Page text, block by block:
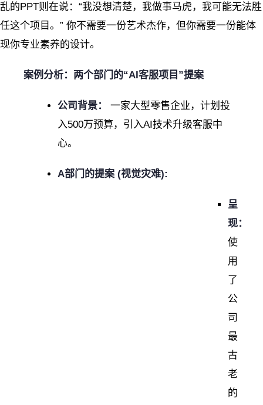
乱的PPT则在说：“我没想清楚，我做事马虎，我可能无法胜
任这个项目。” 你不需要一份艺术杰作，但你需要一份能体
现你专业素养的设计。
案例分析：两个部门的“AI客服项目”提案
公司背景：
一家大型零售企业，计划投
入500万预算，引入AI技术升级客服中
心。
A部门的提案 (视觉灾难):
呈
现：
使
用
了
公
司
最
古
老
的